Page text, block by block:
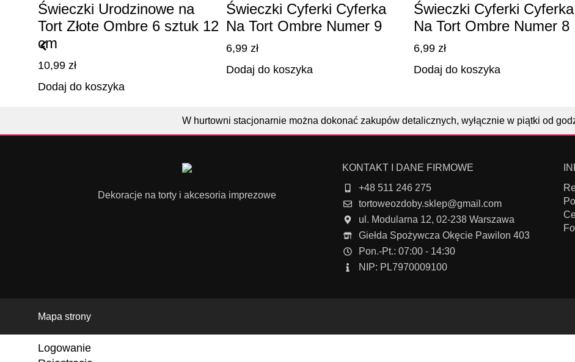
Świeczki Urodzinowe na
Tort Złote Ombre 6 sztuk 12
cm
10,99 zł
Dodaj do koszyka
Świeczki Cyferki Cyferka
Na Tort Ombre Numer 9
6,99 zł
Dodaj do koszyka
Świeczki Cyferki Cyferka
Na Tort Ombre Numer 8
6,99 zł
Dodaj do koszyka
W hurtowni stacjonarnie można dokonać zakupów detalicznych, wyłącznie w piątki od
Dekoracje na torty i akcesoria imprezowe
KONTAKT I DANE FIRMOWE
+48 511 246 275
tortoweozdoby.sklep@gmail.com
ul. Modularna 12, 02-238 Warszawa
Giełda Spożywcza Okęcie Pawilon 403
Pon.-Pt.: 07:00 - 14:30
NIP: PL7970009100
Mapa strony
Logowanie